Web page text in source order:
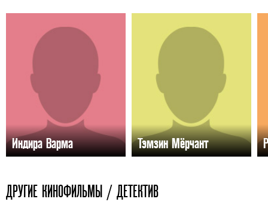
Индира Варма Тэмзин Мёрчант
ДРУГИЕ КИНОФИЛЬМЫ / ДЕТЕКТИВ